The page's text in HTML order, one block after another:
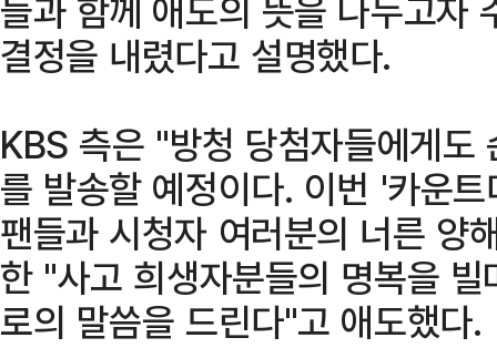
들과 함께 애도의 뜻을 나누고자
결정을 내렸다고 설명했다.
KBS 측은 "방청 당첨자들에게도
를 발송할 예정이다. 이번 '카운
팬들과 시청자 여러분의 너른 양
한 "사고 희생자분들의 명복을
로의 말씀을 드린다"고 애도했다.